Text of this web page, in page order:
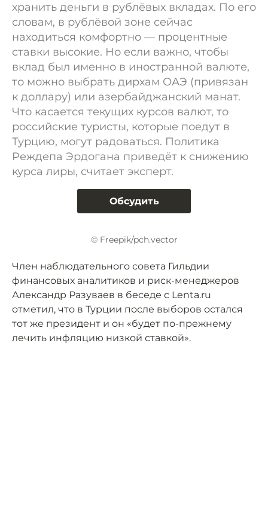
хранить деньги в рублёвых вкладах. По его
словам, в рублёвой зоне сейчас
находиться комфортно — процентные
ставки высокие. Но если важно, чтобы
вклад был именно в иностранной валюте,
то можно выбрать дирхам ОАЭ (привязан
к доллару) или азербайджанский манат.
Что касается текущих курсов валют, то
российские туристы, которые поедут в
Турцию, могут радоваться. Политика
Реждепа Эрдогана приведёт к снижению
курса лиры, считает эксперт.
Обсудить
© Freepik/pch.vector
Член наблюдательного совета Гильдии
финансовых аналитиков и риск-менеджеров
Александр Разуваев в беседе с Lenta.ru
отметил, что в Турции после выборов остался
тот же президент и он «будет по-прежнему
лечить инфляцию низкой ставкой».